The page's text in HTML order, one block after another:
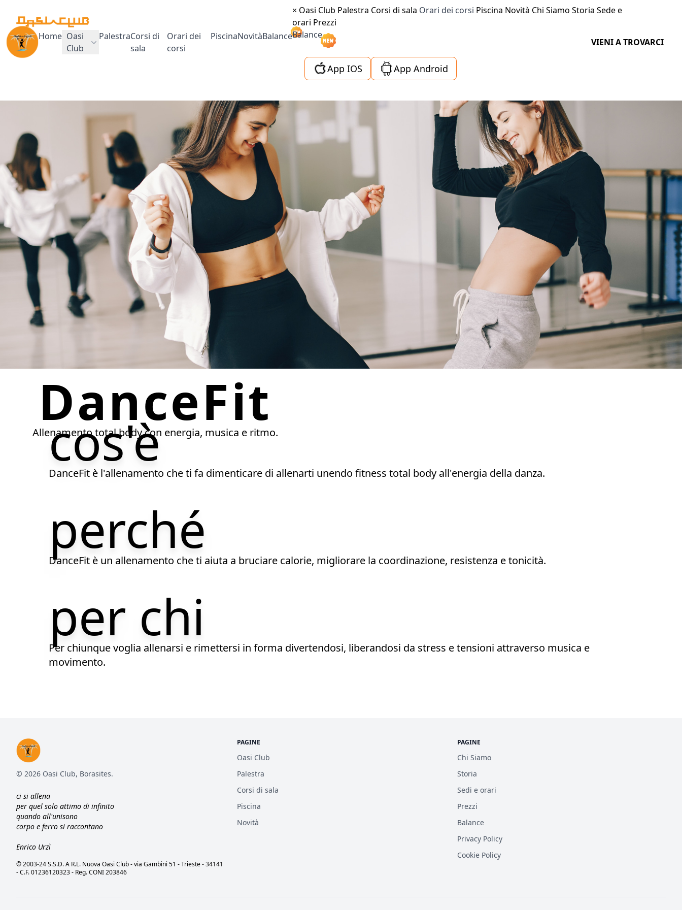
Home Oasi
Club
PalestraCorsi di
sala
Orari dei
corsi
PiscinaNovitàBalance
× Oasi Club Palestra Corsi di sala Orari dei corsi Piscina Novità Chi Siamo Storia Sede e
orari Prezzi
Balance
App IOS App Android
VIENI A TROVARCI
DanceFit
Allenamento total body con energia, musica e ritmo.
cos'è
DanceFit è l'allenamento che ti fa dimenticare di allenarti unendo fitness total body all'energia della danza.
perché
DanceFit è un allenamento che ti aiuta a bruciare calorie, migliorare la coordinazione, resistenza e tonicità.
per chi
Per chiunque voglia allenarsi e rimettersi in forma divertendosi, liberandosi da stress e tensioni attraverso musica e
movimento.
© 2026 Oasi Club, Borasites.
ci si allena
per quel solo attimo di infinito
quando all'unisono
corpo e ferro si raccontano
Enrico Urzì
© 2003-24 S.S.D. A R.L. Nuova Oasi Club - via Gambini 51 - Trieste - 34141
- C.F. 01236120323 - Reg. CONI 203846
PAGINE
Oasi Club
Palestra
Corsi di sala
Piscina
Novità
PAGINE
Chi Siamo
Storia
Sedi e orari
Prezzi
Balance
Privacy Policy
Cookie Policy